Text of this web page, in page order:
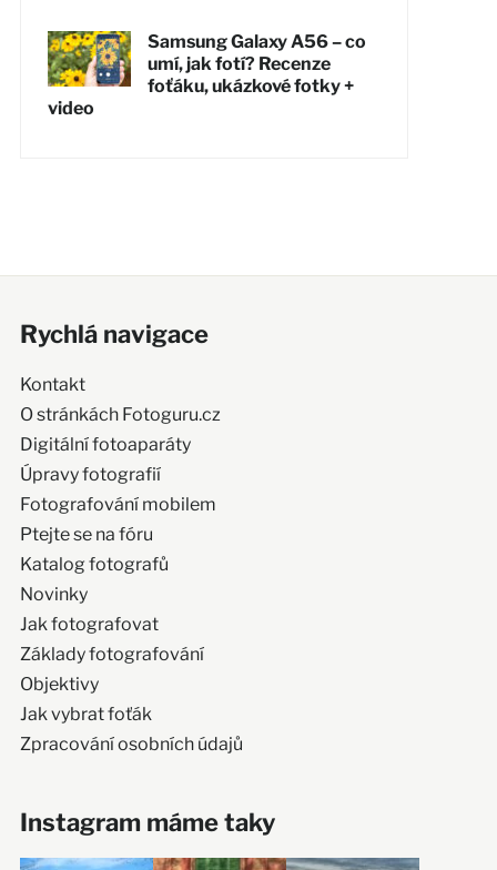
Samsung Galaxy A56 – co
umí, jak fotí? Recenze
foťáku, ukázkové fotky +
video
Rychlá navigace
Kontakt
O stránkách Fotoguru.cz
Digitální fotoaparáty
Úpravy fotografií
Fotografování mobilem
Ptejte se na fóru
Katalog fotografů
Novinky
Jak fotografovat
Základy fotografování
Objektivy
Jak vybrat foťák
Zpracování osobních údajů
Instagram máme taky